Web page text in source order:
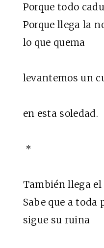
Porque todo
Porque llega la
lo que quema
levantemos un
en esta soledad.
*
También llega el
Sabe que a toda
sigue su ruina